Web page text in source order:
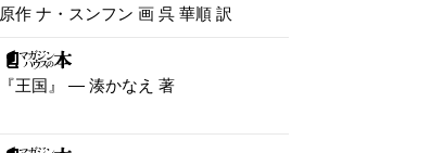
原作 ナ・スンフン 画 呉 華順 訳
『王国』 — 湊かなえ 著